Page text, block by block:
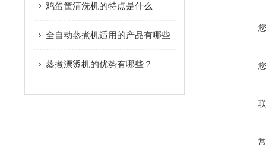
鸡蛋筐清洗机的特点是什么
全自动蒸煮机适用的产品有哪些
蒸煮漂烫机的优势有哪些？